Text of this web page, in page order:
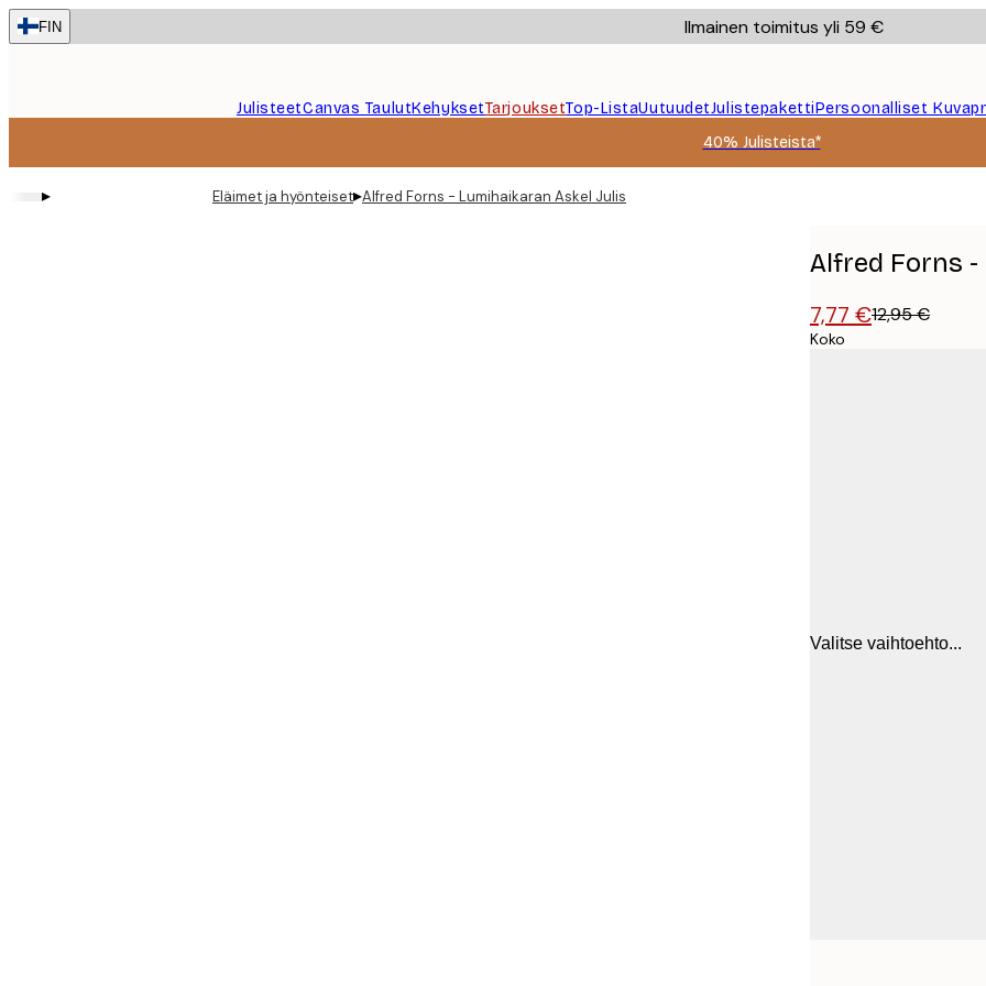
Skip
to
FIN Ilmainen toimitus yli 59 €
JulisteetCanvas TaulutKehyksetTarjouksetTop-ListaUutuudetJulistepakettiPersoonalliset
40% Julisteista*
▸ Eläimet ja hyönteiset▸Alfred Forns - Lumihaikaran Askel Juliste
Alfred Forns -
7,77 €12,95 €
Koko
Valitse vaihtoehto...